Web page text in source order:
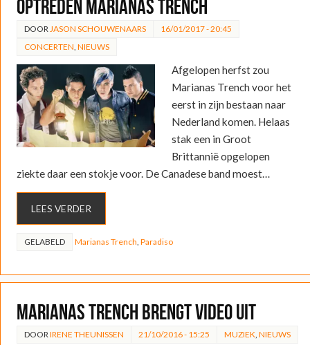
optreden Marianas Trench
DOOR JASON SCHOUWENAARS
16/01/2017 - 20:45
CONCERTEN NIEUWS
Afgelopen herfst zou
Marianas Trench voor het
eerst in zijn bestaan naar
Nederland komen. Helaas
stak een in Groot
Brittannië opgelopen
ziekte daar een stokje voor. De Canadese band moest…
LEES VERDER
GELABELD Marianas Trench Paradiso
Marianas Trench brengt video uit
DOOR IRENE THEUNISSEN 21/10/2016 - 15:25 MUZIEK NIEUWS